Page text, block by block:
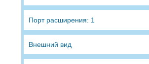
Порт расширения: 1
Внешний вид